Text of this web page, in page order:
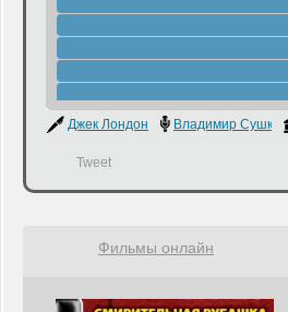
Джек Лондон Владимир Сушков
Tweet
Фильмы онлайн